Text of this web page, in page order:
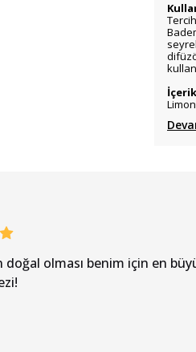
olması benim için en